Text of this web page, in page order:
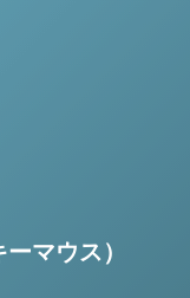
マウス）